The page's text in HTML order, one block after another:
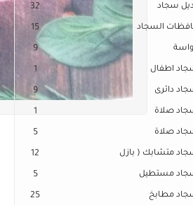
سجاد 32
السجاد 15
9
اطفال 1
دائرى 9
صلاة 1
صلاة 5
متشابك ( بازل 12
مستطيل 5
مطابخ 25